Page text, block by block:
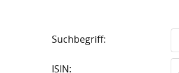
Suchbegriff:
ISIN: